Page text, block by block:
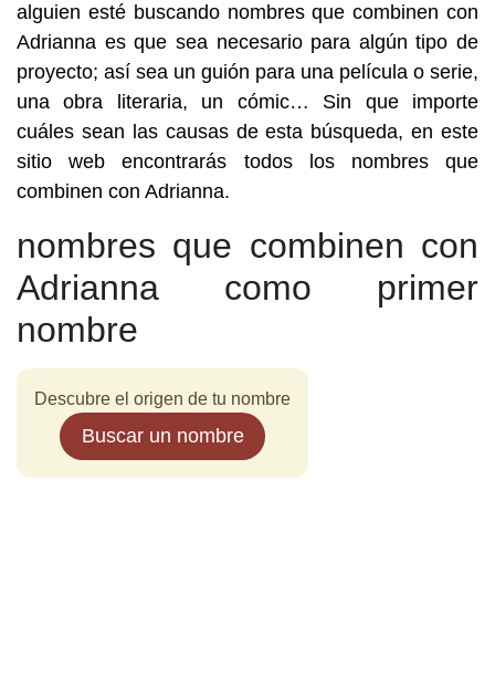
alguien esté buscando nombres que combinen con
Adrianna es que sea necesario para algún tipo de
proyecto; así sea un guión para una película o serie,
una obra literaria, un cómic… Sin que importe
cuáles sean las causas de esta búsqueda, en este
sitio web encontrarás todos los nombres que
combinen con Adrianna.
nombres que combinen con
Adrianna como primer
nombre
Descubre el origen de tu nombre
Buscar un nombre